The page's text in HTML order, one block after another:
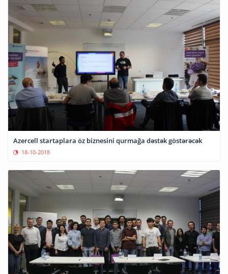
Azercell startaplara öz biznesini qurmağa dəstək göstərəcək
18-10-2018